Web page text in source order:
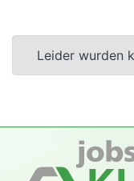
Leider wurden